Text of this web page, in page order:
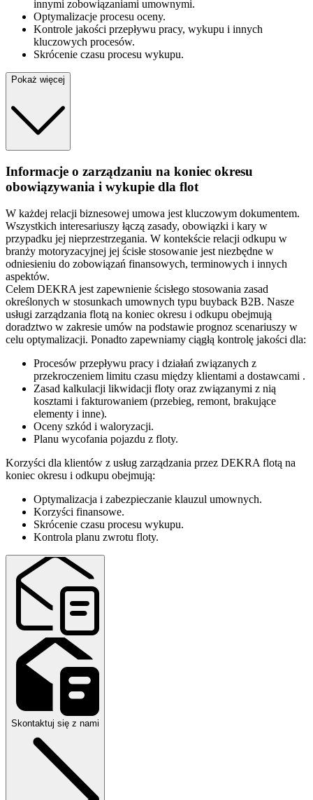
innymi zobowiązaniami umownymi.
Optymalizacje procesu oceny.
Kontrole jakości przepływu pracy, wykupu i innych
kluczowych procesów.
Skrócenie czasu procesu wykupu.
Pokaż więcej
Informacje o zarządzaniu na koniec okresu
obowiązywania i wykupie dla flot
W każdej relacji biznesowej umowa jest kluczowym dokumentem.
Wszystkich interesariuszy łączą zasady, obowiązki i kary w
przypadku jej nieprzestrzegania. W kontekście relacji odkupu w
branży motoryzacyjnej jej ścisłe stosowanie jest niezbędne w
odniesieniu do zobowiązań finansowych, terminowych i innych
aspektów.
Celem DEKRA jest zapewnienie ścisłego stosowania zasad
określonych w stosunkach umownych typu buyback B2B. Nasze
usługi zarządzania flotą na koniec okresu i odkupu obejmują
doradztwo w zakresie umów na podstawie prognoz scenariuszy w
celu optymalizacji. Ponadto zapewniamy ciągłą kontrolę jakości dla:
Procesów przepływu pracy i działań związanych z
przekroczeniem limitu czasu między klientami a dostawcami .
Zasad kalkulacji likwidacji floty oraz związanymi z nią
kosztami i fakturowaniem (przebieg, remont, brakujące
elementy i inne).
Oceny szkód i waloryzacji.
Planu wycofania pojazdu z floty.
Korzyści dla klientów z usług zarządzania przez DEKRA flotą na
koniec okresu i odkupu obejmują:
Optymalizacja i zabezpieczanie klauzul umownych.
Korzyści finansowe.
Skrócenie czasu procesu wykupu.
Kontrola planu zwrotu floty.
Skontaktuj się z nami